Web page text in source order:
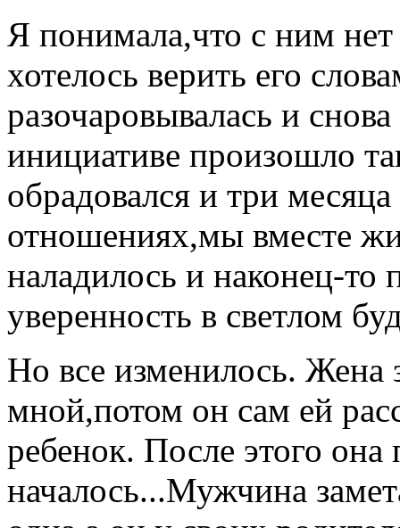
Я понимала,что с ним
хотелось верить его
разочаровывалась и
инициативе произошло
обрадовался и три
отношениях,мы вместе
наладилось и наконец-то
уверенность в светлом
Но все изменилось. Жена
мной,потом он сам ей
ребенок. После этого она
началось...Мужчина